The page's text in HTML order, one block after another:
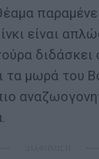
είναι
διδάσκει
τα μωρά του